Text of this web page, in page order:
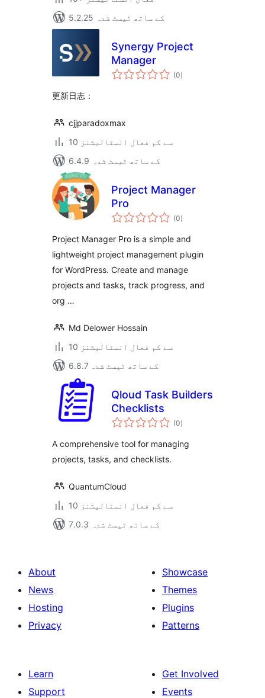
5.2.25 کے ساتھ ٹیسٹ شدہ
Synergy Project
Manager
(0مجموعی
درجہ
)
更新日志：
cjjparadoxmax
10 سے کم فعال انسٹالیشنز
6.4.9 کے ساتھ ٹیسٹ شدہ
Project Manager
Pro
(0مجموعی
درجہ
)
Project Manager Pro is a simple and
lightweight project management plugin
for WordPress. Create and manage
projects and tasks, track progress, and
org …
Md Delower Hossain
10 سے کم فعال انسٹالیشنز
6.8.7 کے ساتھ ٹیسٹ شدہ
Qloud Task Builders
Checklists
(0مجموعی
درجہ
)
A comprehensive tool for managing
projects, tasks, and checklists.
QuantumCloud
10 سے کم فعال انسٹالیشنز
7.0.3 کے ساتھ ٹیسٹ شدہ
About
News
Hosting
Privacy
Showcase
Themes
Plugins
Patterns
Learn
Support
Get Involved
Events